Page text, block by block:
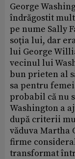
George
îndrăgostit
pe nume Sally
soţia lui, dar
lui George
vecinul lui
bun prieten al
sa pentru
probabil că nu
Washington a
după criterii
văduva Martha
firme
transformat